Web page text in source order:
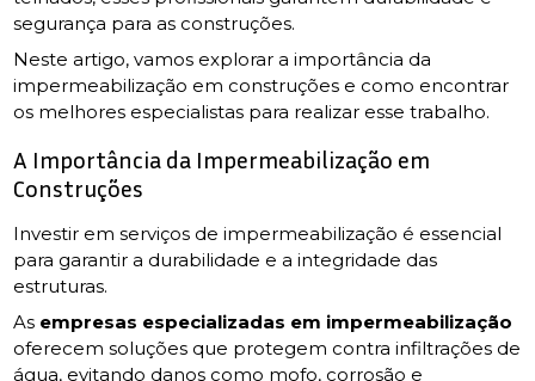
segurança para as construções.
Neste artigo, vamos explorar a importância da
impermeabilização em construções e como encontrar
os melhores especialistas para realizar esse trabalho.
A Importância da Impermeabilização em
Construções
Investir em serviços de impermeabilização é essencial
para garantir a durabilidade e a integridade das
estruturas.
As empresas especializadas em impermeabilização
oferecem soluções que protegem contra infiltrações de
água, evitando danos como mofo, corrosão e